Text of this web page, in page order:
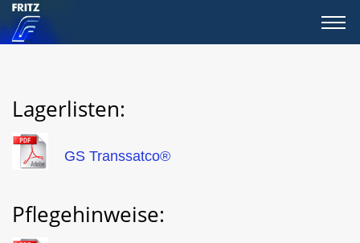
Lagerlisten:
GS Transsatco®
Pflegehinweise: